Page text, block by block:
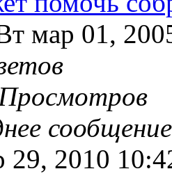
мар 01,
2010